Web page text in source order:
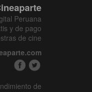
Peruana
y de pago
de cine
de